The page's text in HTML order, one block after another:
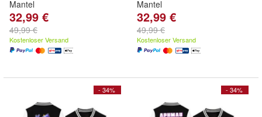
Mantel
32,99 €
49,99 €
Kostenloser Versand
Mantel
32,99 €
49,99 €
Kostenloser Versand
- 34% - 34%